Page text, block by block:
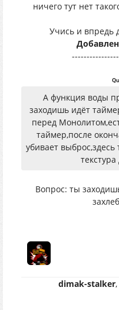
ничего тут нет
Учись и впредь
А функция воды
заходишь идёт
перед
таймер,после
убивает
текстура
Вопрос: ты
dimak-stalker